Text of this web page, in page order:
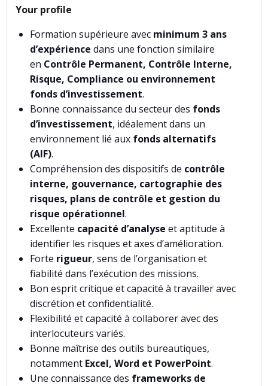
Your profile
Formation supérieure avec minimum 3 ans
d’expérience dans une fonction similaire
en Contrôle Permanent, Contrôle Interne,
Risque, Compliance ou environnement
fonds d’investissement.
Bonne connaissance du secteur des fonds
d’investissement, idéalement dans un
environnement lié aux fonds alternatifs
(AIF).
Compréhension des dispositifs de contrôle
interne, gouvernance, cartographie des
risques, plans de contrôle et gestion du
risque opérationnel.
Excellente capacité d’analyse et aptitude à
identifier les risques et axes d’amélioration.
Forte rigueur, sens de l’organisation et
fiabilité dans l’exécution des missions.
Bon esprit critique et capacité à travailler avec
discrétion et confidentialité.
Flexibilité et capacité à collaborer avec des
interlocuteurs variés.
Bonne maîtrise des outils bureautiques,
notamment Excel, Word et PowerPoint.
Une connaissance des frameworks de